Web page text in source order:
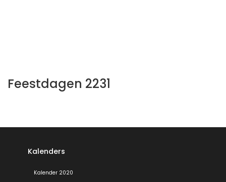
Feestdagen 2231
Kalenders
Kalender 2020